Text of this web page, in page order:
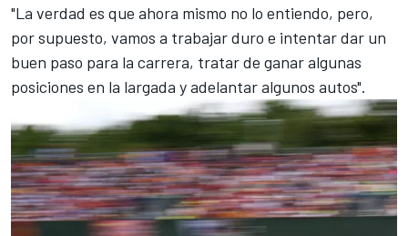
"La verdad es que ahora mismo no lo entiendo, pero,
por supuesto, vamos a trabajar duro e intentar dar un
buen paso para la carrera, tratar de ganar algunas
posiciones en la largada y adelantar algunos autos".